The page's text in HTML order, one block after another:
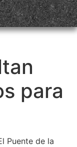
para
Puente de la